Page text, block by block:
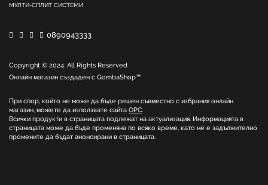
МУЛТИ-СПЛИТ СИСТЕМИ
0890943333
Copyright © 2024. All Rights Reserved
Онлайн магазин създаден с GombaShop™
При спор, който не може да бъде решен съвместно с избрания онлайн
магазин, можете да използвате сайта ОРС.
Всички продукти в страницата подлежат на актуализация. Информацията в
страницата може да бъде променяна по всяко време, като не е задължително
промените да бъдат анонсирани в страницата.